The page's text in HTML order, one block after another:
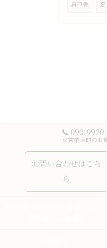
肩甲骨 足
090-
※営業目的のお
お問い合わせはこち
ら